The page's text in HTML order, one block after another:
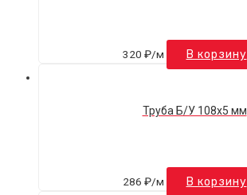
320 ₽/м В корзину
Труба Б/У 108х5 мм
286 ₽/м В корзину